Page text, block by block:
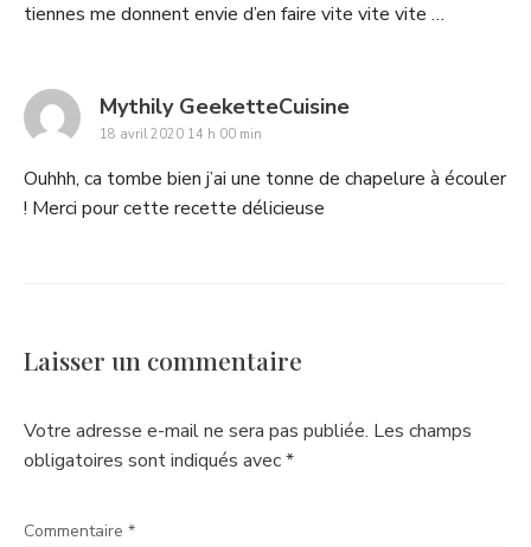
tiennes me donnent envie d’en faire vite vite vite …
Mythily GeeketteCuisinesays:
18 avril 2020 14 h 00 min
Ouhhh, ca tombe bien j’ai une tonne de chapelure à écouler
! Merci pour cette recette délicieuse
Laisser un commentaire
Votre adresse e-mail ne sera pas publiée. Les champs
obligatoires sont indiqués avec*
Commentaire *